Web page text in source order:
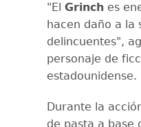
"El Grinch es
hacen daño a la
delincuentes",
personaje de
estadounidense.
Durante la
de pasta a base